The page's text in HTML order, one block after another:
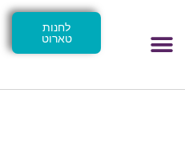
לחנות
טארוט